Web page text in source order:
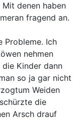
Mit denen haben
fragend an.
Probleme. Ich
nehmen
Kinder dann
so ja gar nicht
Weiden
die
Arsch drauf